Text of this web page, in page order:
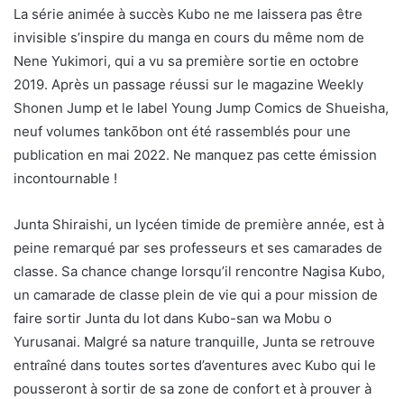
La série animée à succès Kubo ne me laissera pas être
invisible s’inspire du manga en cours du même nom de
Nene Yukimori, qui a vu sa première sortie en octobre
2019. Après un passage réussi sur le magazine Weekly
Shonen Jump et le label Young Jump Comics de Shueisha,
neuf volumes tankōbon ont été rassemblés pour une
publication en mai 2022. Ne manquez pas cette émission
incontournable !
Junta Shiraishi, un lycéen timide de première année, est à
peine remarqué par ses professeurs et ses camarades de
classe. Sa chance change lorsqu’il rencontre Nagisa Kubo,
un camarade de classe plein de vie qui a pour mission de
faire sortir Junta du lot dans Kubo-san wa Mobu o
Yurusanai. Malgré sa nature tranquille, Junta se retrouve
entraîné dans toutes sortes d’aventures avec Kubo qui le
pousseront à sortir de sa zone de confort et à prouver à